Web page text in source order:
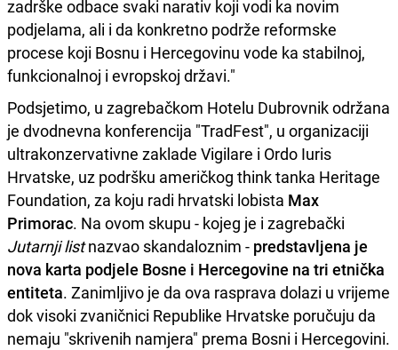
zadrške odbace svaki narativ koji vodi ka novim
podjelama, ali i da konkretno podrže reformske
procese koji Bosnu i Hercegovinu vode ka stabilnoj,
funkcionalnoj i evropskoj državi."
Podsjetimo, u zagrebačkom Hotelu Dubrovnik održana
je dvodnevna konferencija "TradFest", u organizaciji
ultrakonzervativne zaklade Vigilare i Ordo Iuris
Hrvatske, uz podršku američkog think tanka Heritage
Foundation, za koju radi hrvatski lobista Max
Primorac. Na ovom skupu - kojeg je i zagrebački
Jutarnji listnazvao skandaloznim - predstavljena je
nova karta podjele Bosne i Hercegovine na tri etnička
entiteta. Zanimljivo je da ova rasprava dolazi u vrijeme
dok visoki zvaničnici Republike Hrvatske poručuju da
nemaju "skrivenih namjera" prema Bosni i Hercegovini.